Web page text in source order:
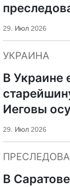
ПЦУ
29. Июл 2026
УКРАИНА
В Украине
Иеговы
29. Июл 2026
В